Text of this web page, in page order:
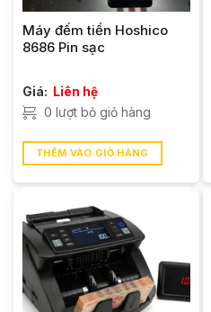
Máy đếm tiền Hoshico
8686 Pin sạc
Giá: Liên hệ
0 lượt bỏ giỏ hàng
THÊM VÀO GIỎ HÀNG